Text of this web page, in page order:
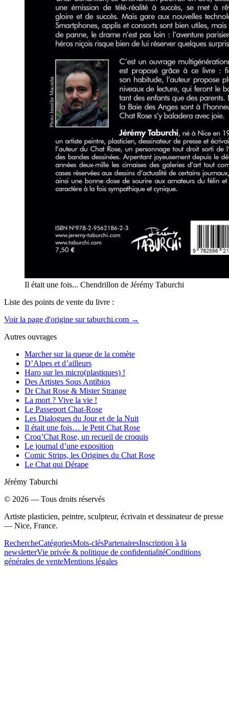
Il était une fois... Chendrillon de Jérémy Taburchi
Liste des points de vente du livre :
Voir la page d'origine sur taburchi.com →
Autres ouvrages
Marcher sur la queue de la comète
D’Alpes et d’ailleurs
Haro sur les micro(plastiques) !
Des Artistes Sous Antibios
Dr Chat Rose & Mister Strange
La mort ? Vive la vie !
Le Passeport Chat-Rose
Les Dialogues du Jour et de la Nuit
Il était une fois… le Petit Chat Rose
Croq’Chat Rose, un recueil de croquis
Le journal d’une exposition
Comic Strips, les Origines du Chat Rose
Le Chat qui Dérape
Jérémy Taburchi
© 2026 — Tous droits réservés
Artiste plasticien, peintre, sculpteur, écrivain et dessinateur de presse
— Nice, France.
RechercheCatégoriesMots-clésPartenairesInscription à la
newsletterVie privée & politique de confidentialitéConditions
générales de venteMentions légales